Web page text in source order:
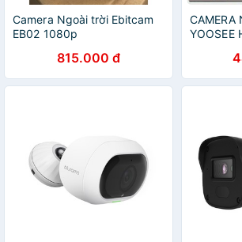
Camera Ngoài trời Ebitcam
EB02 1080p
815.000 đ
CAMERA
YOOSEE